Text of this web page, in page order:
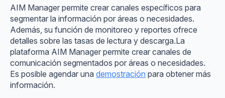
AIM Manager permite crear canales específicos para
segmentar la información por áreas o necesidades.
Además, su función de monitoreo y reportes ofrece
detalles sobre las tasas de lectura y descarga.La
plataforma AIM Manager permite crear canales de
comunicación segmentados por áreas o necesidades.
Es posible agendar una demostración para obtener más
información.